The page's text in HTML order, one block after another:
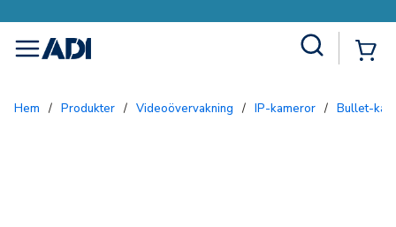
menu
Hem / Produkter / Videoövervakning / IP-kameror / Bullet-